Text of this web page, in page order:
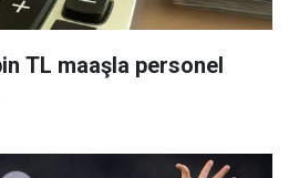
TL maaşla personel